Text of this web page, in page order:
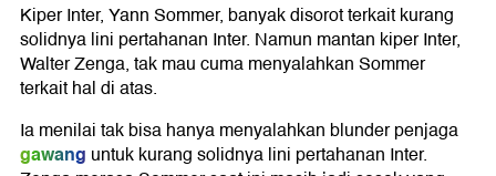
Kiper Inter, Yann Sommer, banyak disorot terkait kurang
solidnya lini pertahanan Inter. Namun mantan kiper Inter,
Walter Zenga, tak mau cuma menyalahkan Sommer
terkait hal di atas.
Ia menilai tak bisa hanya menyalahkan blunder penjaga
gawang untuk kurang solidnya lini pertahanan Inter.